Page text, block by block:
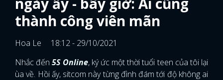
thành công viên mãn
Hoa Le
18:12 - 29/10/2021
Nhắc đến 5S Online, ký ức một thời tuổi teen của tôi lại
ùa về. Hồi ấy, sitcom này từng đình đám tới độ không ai